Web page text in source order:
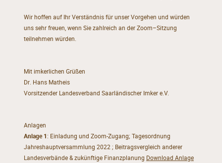
Wir hoffen auf Ihr Verständnis für unser Vorgehen und würden
unssehrfreuen, wenn Sie zahlreich an derZoom–Sitzung
teilnehmen würden.
Mit imkerlichen Grüßen
Dr. Hans Matheis
Vorsitzender Landesverband Saarländischer Imkere.V.
Anlagen
Anlage 1: Einladung und Zoom-Zugang; Tagesordnung
Jahreshauptversammlung 2022 ; Beitragsvergleich anderer
Landesverbände& zukünftige Finanzplanung Download Anlage